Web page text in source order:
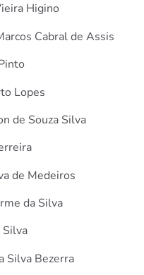
Higino
Cabral de Assis
Lopes
de Souza Silva
de Medeiros
da Silva
Silva
Silva Bezerra